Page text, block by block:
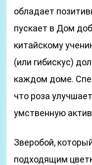
обладает
пускает в Дом
китайскому
(или гибискус)
каждом доме.
что роза
умственную
Зверобой,
подходящим